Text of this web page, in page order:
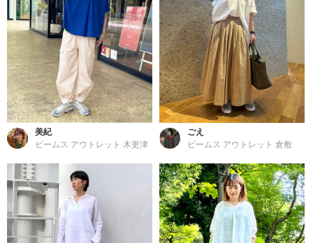
美紀
ビームス アウトレット 木更津
ごえ
ビームス アウトレット 倉敷